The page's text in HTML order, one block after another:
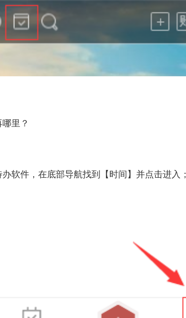
里？
软件，在底部导航找到【时间】并点击进入；